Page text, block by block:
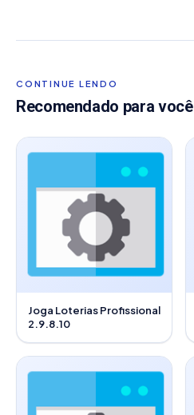
CONTINUE LENDO
Recomendado para você
Joga Loterias Profissional
2.9.8.10